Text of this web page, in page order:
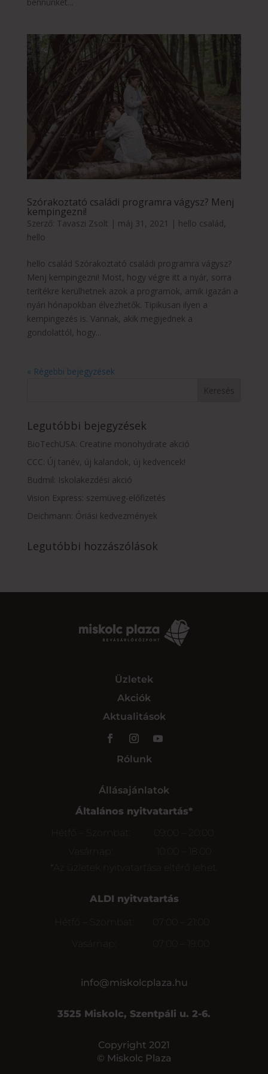
Szórakoztató családi programra vágysz? Menj
kempingezni!
Szerző: Tavaszi Zsolt | máj 31, 2021 | hello család,
hello
hello család Szórakoztató családi programra vágysz?
Menj kempingezni! Most, hogy végre itt a nyár, sorra
terítékre kerülhetnek azok a programok, amik igazán a
nyári hónapokban élvezhetők. Tipikusan ilyen a
kempingezés is. Vannak, akik megijednek a
gondolattól, hogy...
« Régebbi bejegyzések
Legutóbbi bejegyzések
BioTechUSA: Creatine monohydrate akció
CCC: Új tanév, új kalandok, új kedvencek!
Budmil: Iskolakezdési akció
Vision Express: szemüveg-előfizetés
Deichmann: Óriási kedvezmények
Legutóbbi hozzászólások
Üzletek
Akciók
Aktualitások
Rólunk
Állásajánlatok
Általános nyitvatartás*
Hétfő – Szombat:
09:00 – 20:00
Vasárnap:
*Az üzletek nyitvatartása eltérő lehet.
ALDI nyitvatartás
Hétfő – Szombat:
07:00 – 21:00
Vasárnap:
info@miskolcplaza.hu
3525 Miskolc, Szentpáli u. 2-6.
Copyright 2021
© Miskolc Plaza